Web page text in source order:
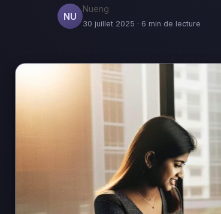
NU
Nueng
30 juillet 2025 · 6 min de lecture